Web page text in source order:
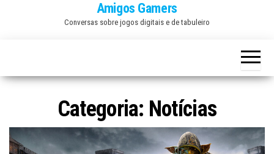
a
v
ç
Amigos Gamers
Conversas sobre jogos digitais e de tabuleiro
Categoria: Notícias